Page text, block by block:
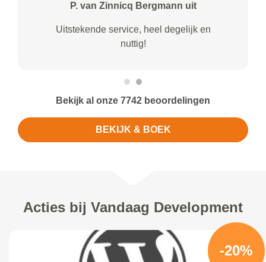
P. van Zinnicq Bergmann uit
Uitstekende service, heel degelijk en
nuttig!
Bekijk al onze 7742 beoordelingen
BEKIJK & BOEK
Acties bij Vandaag Development
-20%